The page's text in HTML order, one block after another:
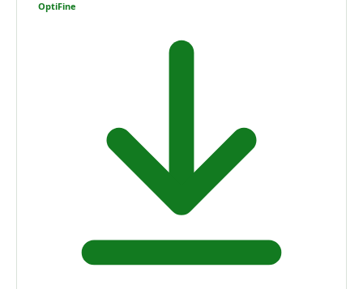
OptiFine